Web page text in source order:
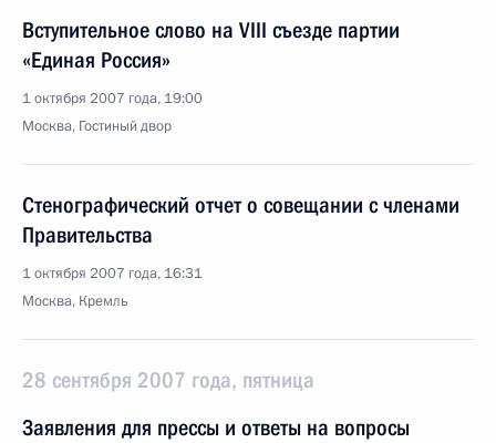
Вступительное слово на VIII съезде партии
«Единая Россия»
1 октября 2007 года, 19:00
Москва, Гостиный двор
Стенографический отчет о совещании с членами
Правительства
1 октября 2007 года, 16:31
Москва, Кремль
28 сентября 2007 года, пятница
Заявления для прессы и ответы на вопросы